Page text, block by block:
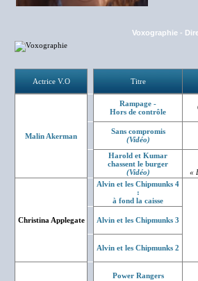
Voxographie -
Actrice V.O Titre
Malin Akerman
Rampage -
Hors de contrôle
Sans compromis
(Vidéo)
Harold et Kumar
chassent le burger
(Vidéo)
«
Christina Applegate
Alvin et les Chipmunks 4
:
à fond la caisse
Alvin et les Chipmunks 3
Alvin et les Chipmunks 2
Power Rangers